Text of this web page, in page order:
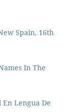
Spain, 16th
In The
En Lengua De